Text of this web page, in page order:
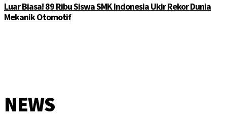
Luar Biasa! 89 Ribu Siswa SMK Indonesia Ukir Rekor Dunia
Mekanik Otomotif
NEWS